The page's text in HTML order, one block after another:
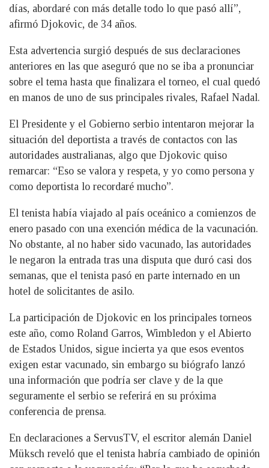
días, abordaré con más detalle todo lo que pasó allí”,
afirmó Djokovic, de 34 años.
Esta advertencia surgió después de sus declaraciones
anteriores en las que aseguró que no se iba a pronunciar
sobre el tema hasta que finalizara el torneo, el cual quedó
en manos de uno de sus principales rivales, Rafael Nadal.
El Presidente y el Gobierno serbio intentaron mejorar la
situación del deportista a través de contactos con las
autoridades australianas, algo que Djokovic quiso
remarcar: “Eso se valora y respeta, y yo como persona y
como deportista lo recordaré mucho”.
El tenista había viajado al país oceánico a comienzos de
enero pasado con una exención médica de la vacunación.
No obstante, al no haber sido vacunado, las autoridades
le negaron la entrada tras una disputa que duró casi dos
semanas, que el tenista pasó en parte internado en un
hotel de solicitantes de asilo.
La participación de Djokovic en los principales torneos
este año, como Roland Garros, Wimbledon y el Abierto
de Estados Unidos, sigue incierta ya que esos eventos
exigen estar vacunado, sin embargo su biógrafo lanzó
una información que podría ser clave y de la que
seguramente el serbio se referirá en su próxima
conferencia de prensa.
En declaraciones a ServusTV, el escritor alemán Daniel
Müksch reveló que el tenista habría cambiado de opinión